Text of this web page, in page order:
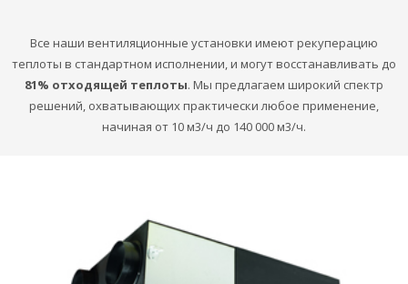
Все наши вентиляционные установки имеют рекуперацию
теплоты в стандартном исполнении, и могут восстанавливать до
81% отходящей теплоты. Мы предлагаем широкий спектр
решений, охватывающих практически любое применение,
начиная от 10 м3/ч до 140 000 м3/ч.